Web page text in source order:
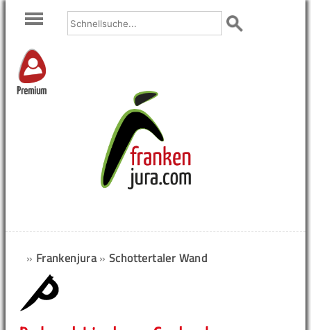
Premium
» Frankenjura»Schottertaler Wand